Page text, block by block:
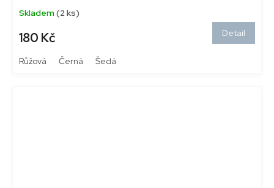
Skladem(2 ks)
180 Kč Detail
Růžová Černá Šedá